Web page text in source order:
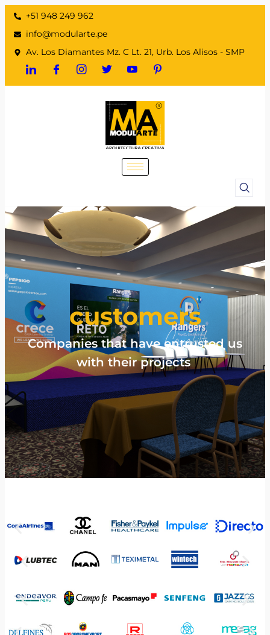
+51 948 249 962
info@modularte.pe
Av. Los Diamantes Mz. C Lt. 21, Urb. Los Alisos - SMP
customers
Companies that have entrusted us
with their projects